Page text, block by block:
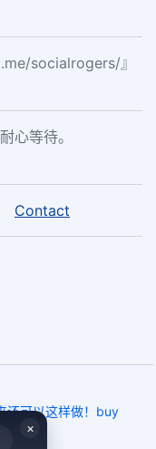
socialrogers/』
心等待。
Contact
还可以这样做！buy
×